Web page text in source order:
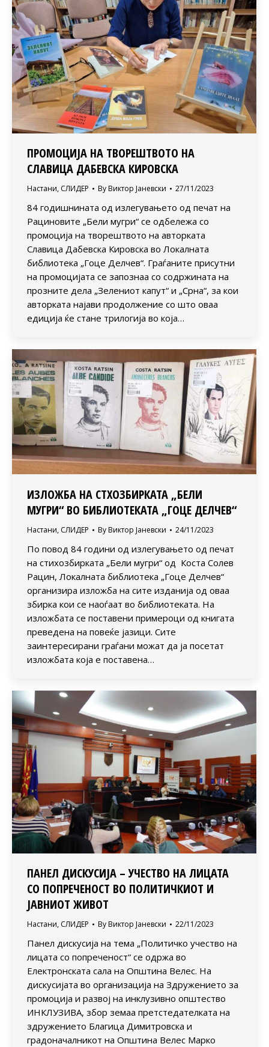
ПРОМОЦИЈА НА ТВОРЕШТВОТО НА
СЛАВИЦА ДАБЕВСКА КИРОВСКА
Настани, СЛИДЕР By Виктор Јаневски 27/11/2023
84 годишнината од излегувањето од печат на
Рациновите „Бели мугри“ се одбележа со
промоција на творештвото на авторката
Славица Дабевска Кировска во Локалната
библиотека „Гоце Делчев“. Граѓаните присутни
на промоцијата се запознаа со содржината на
прозните дела „Зелениот капут“ и „Срна“, за кои
авторката најави продолжение со што оваа
едиција ќе стане трилогија во која…
ИЗЛОЖБА НА СТХОЗБИРКАТА „БЕЛИ
МУГРИ“ ВО БИБЛИОТЕКАТА „ГОЦЕ ДЕЛЧЕВ“
Настани, СЛИДЕР By Виктор Јаневски 24/11/2023
По повод 84 години од излегувањето од печат
на стихозбирката „Бели мугри“ од Коста Солев
Рацин, Локалната библиотека „Гоце Делчев“
организира изложба на сите изданија од оваа
збирка кои се наоѓаат во библиотеката. На
изложбата се поставени примероци од книгата
преведена на повеќе јазици. Сите
заинтересирани граѓани можат да ја посетат
изложбата која е поставена…
ПАНЕЛ ДИСКУСИЈА – УЧЕСТВО НА ЛИЦАТА
СО ПОПРЕЧЕНОСТ ВО ПОЛИТИЧКИОТ И
ЈАВНИОТ ЖИВОТ
Настани, СЛИДЕР By Виктор Јаневски 22/11/2023
Панел дискусија на тема „Политичко учество на
лицата со попреченост“ се одржа во
Електронската сала на Општина Велес. На
дискусијата во организација на Здружението за
промоција и развој на инклузивно општество
ИНКЛУЗИВА, збор земаа претстедателката на
здружението Благица Димитровска и
градоначалникот на Општина Велес Марко